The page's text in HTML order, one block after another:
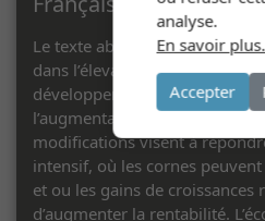
Le texte aborde les enjeux
dans l’élevage, notamment à
développement de bovins sans
l’augmentation de la
modifications visent à
intensif, où les cornes
et ou les gains de
d’augmenter la rentabilité.
analyse.
En savoir plus.
Accepter